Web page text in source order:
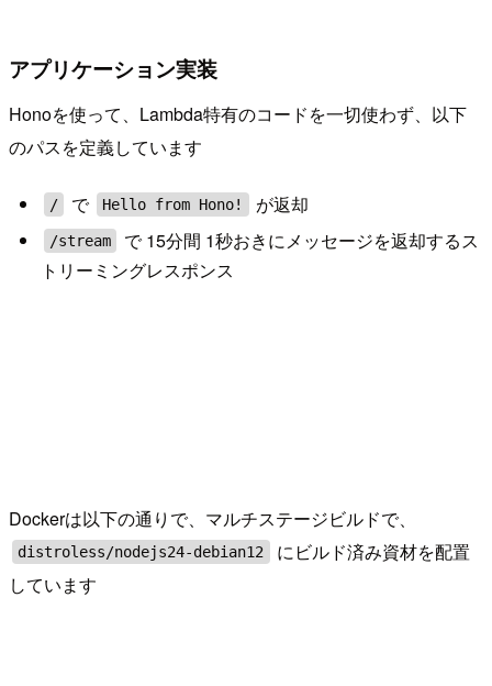
アプリケーション実装
Honoを使って、Lambda特有のコードを一切使わず、以下
のパスを定義しています
/ で Hello from Hono! が返却
/stream
で 15分間 1秒おきにメッセージを返却するス
トリーミングレスポンス
Dockerは以下の通りで、マルチステージビルドで、
distroless/nodejs24-debian12
にビルド済み資材を配置
しています